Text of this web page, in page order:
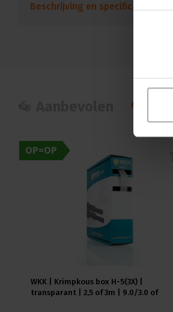
Beschrijving en specificaties
OP=OP
WKK | Krimpkous box H-5(3X) |
transparant | 2,5 of 3m | 9.0/3.0 of